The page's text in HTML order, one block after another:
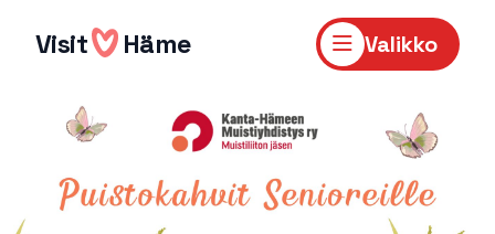
sisältöön
Visit Häme Valikko